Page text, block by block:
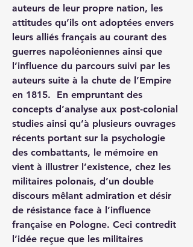
auteurs de leur propre nation, les
attitudes qu’ils ont adoptées envers
leurs alliés français au courant des
guerres napoléoniennes ainsi que
l’influence du parcours suivi par les
auteurs suite à la chute de l’Empire
en 1815.  En empruntant des
concepts d’analyse aux post-colonial
studies ainsi qu’à plusieurs ouvrages
récents portant sur la psychologie
des combattants, le mémoire en
vient à illustrer l’existence, chez les
militaires polonais, d’un double
discours mêlant admiration et désir
de résistance face à l’influence
française en Pologne. Ceci contredit
l’idée reçue que les militaires